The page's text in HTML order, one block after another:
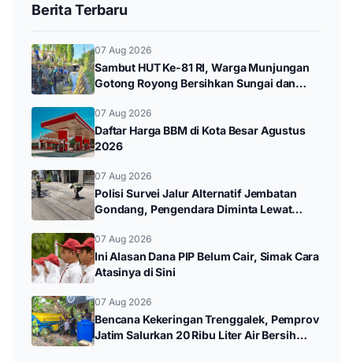
Berita Terbaru
07 Aug 2026
Sambut HUT Ke-81 RI, Warga Munjungan
Gotong Royong Bersihkan Sungai dan
07 Aug 2026
Daftar Harga BBM di Kota Besar Agustus
2026
07 Aug 2026
Polisi Survei Jalur Alternatif Jembatan
Gondang, Pengendara Diminta Lewat
07 Aug 2026
Ini Alasan Dana PIP Belum Cair, Simak Cara
Atasinya di Sini
07 Aug 2026
Bencana Kekeringan Trenggalek, Pemprov
Jatim Salurkan 20 Ribu Liter Air Bersih